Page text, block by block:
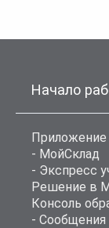
Начало
- МойСклад
- Экспресс
Решение в
Консоль
- Сообщения